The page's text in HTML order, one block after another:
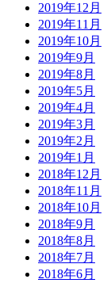
2019年12月
2019年11月
2019年10月
2019年9月
2019年8月
2019年5月
2019年4月
2019年3月
2019年2月
2019年1月
2018年12月
2018年11月
2018年10月
2018年9月
2018年8月
2018年7月
2018年6月